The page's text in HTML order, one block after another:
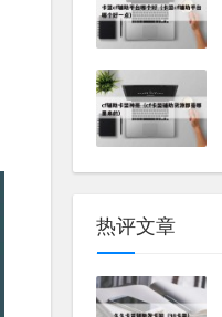
热评文章